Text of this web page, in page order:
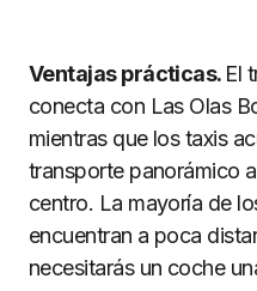
Ventajas prácticas. El
conecta con Las Olas
mientras que los taxis
transporte panorámico
centro. La mayoría de
encuentran a poca
necesitarás un coche